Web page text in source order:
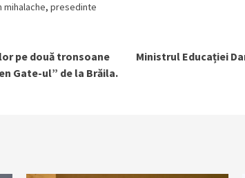
mihalache, presedinte
pe două tronsoane
Gate-ul” de la Brăila.
Ministrul Educației